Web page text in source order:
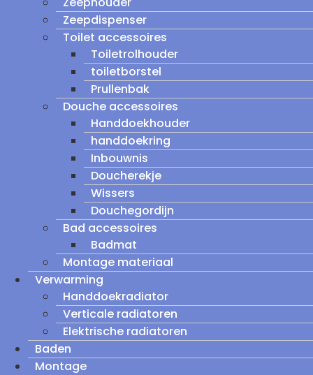
Zeepdispenser
Toilet accessoires
Toiletrolhouder
toiletborstel
Prullenbak
Douche accessoires
Handdoekhouder
handdoekring
Inbouwnis
Doucherekje
Wissers
Douchegordijn
Bad accessoires
Badmat
Montage materiaal
Verwarming
Handdoekradiator
Verticale radiatoren
Elektrische radiatoren
Baden
Montage